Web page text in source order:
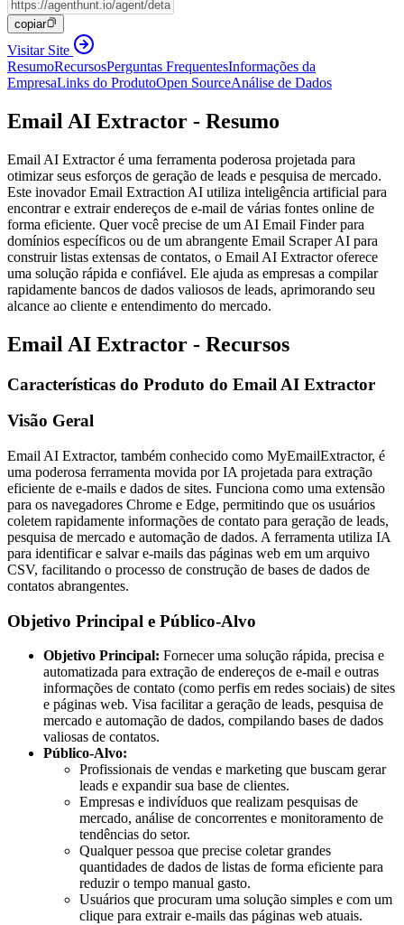
copiar
Visitar Site
ResumoRecursosPerguntas FrequentesInformações da
EmpresaLinks do ProdutoOpen SourceAnálise de Dados
Email AI Extractor - Resumo
Email AI Extractor é uma ferramenta poderosa projetada para
otimizar seus esforços de geração de leads e pesquisa de mercado.
Este inovador Email Extraction AI utiliza inteligência artificial para
encontrar e extrair endereços de e-mail de várias fontes online de
forma eficiente. Quer você precise de um AI Email Finder para
domínios específicos ou de um abrangente Email Scraper AI para
construir listas extensas de contatos, o Email AI Extractor oferece
uma solução rápida e confiável. Ele ajuda as empresas a compilar
rapidamente bancos de dados valiosos de leads, aprimorando seu
alcance ao cliente e entendimento do mercado.
Email AI Extractor - Recursos
Características do Produto do Email AI Extractor
Visão Geral
Email AI Extractor, também conhecido como MyEmailExtractor, é
uma poderosa ferramenta movida por IA projetada para extração
eficiente de e-mails e dados de sites. Funciona como uma extensão
para os navegadores Chrome e Edge, permitindo que os usuários
coletem rapidamente informações de contato para geração de leads,
pesquisa de mercado e automação de dados. A ferramenta utiliza IA
para identificar e salvar e-mails das páginas web em um arquivo
CSV, facilitando o processo de construção de bases de dados de
contatos abrangentes.
Objetivo Principal e Público-Alvo
Objetivo Principal: Fornecer uma solução rápida, precisa e
automatizada para extração de endereços de e-mail e outras
informações de contato (como perfis em redes sociais) de sites
e páginas web. Visa facilitar a geração de leads, pesquisa de
mercado e automação de dados, compilando bases de dados
valiosas de contatos.
Público-Alvo:
Profissionais de vendas e marketing que buscam gerar
leads e expandir sua base de clientes.
Empresas e indivíduos que realizam pesquisas de
mercado, análise de concorrentes e monitoramento de
tendências do setor.
Qualquer pessoa que precise coletar grandes
quantidades de dados de listas de forma eficiente para
reduzir o tempo manual gasto.
Usuários que procuram uma solução simples e com um
clique para extrair e-mails das páginas web atuais.